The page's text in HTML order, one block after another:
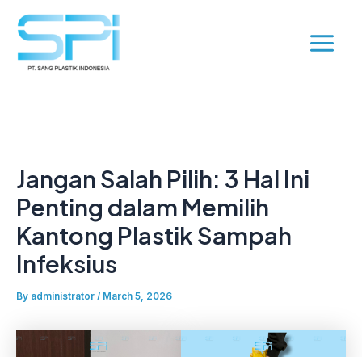
content
Menu
Jangan Salah Pilih: 3 Hal Ini
Penting dalam Memilih
Kantong Plastik Sampah
Infeksius
By administrator / March 5, 2026
Post
navigation